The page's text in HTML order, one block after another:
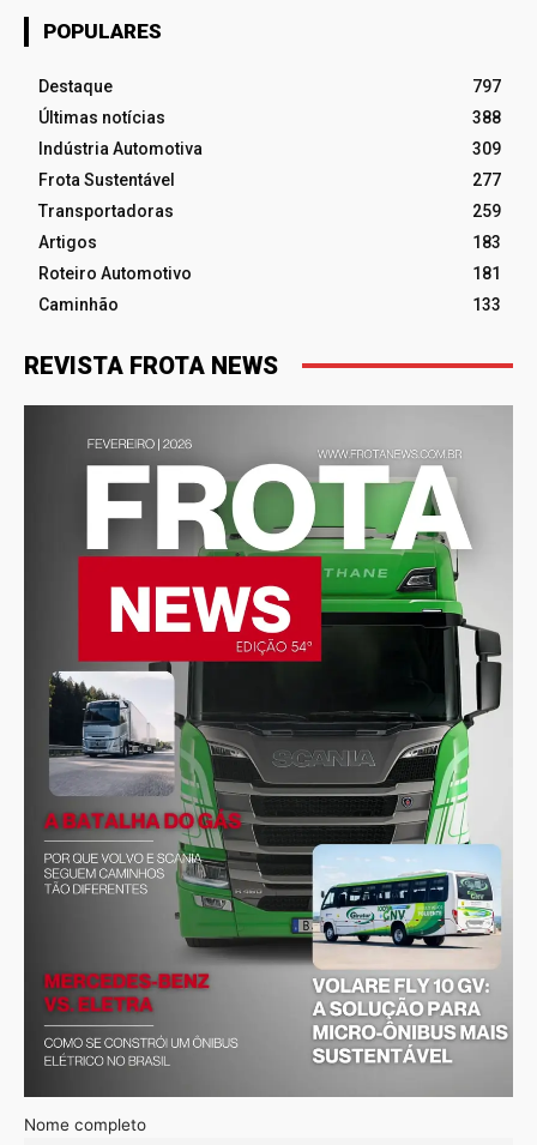
POPULARES
Destaque
797
Últimas notícias
388
Indústria Automotiva
309
Frota Sustentável
277
Transportadoras
259
Artigos
183
Roteiro Automotivo
181
Caminhão
133
REVISTA FROTA NEWS
Nome completo